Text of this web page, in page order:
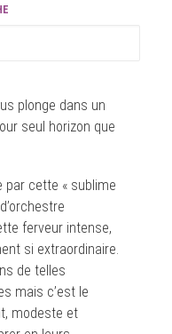
sur Anton
plonge dans un
seul horizon que
cette « sublime
ferveur intense,
si extraordinaire.
de telles
mais c’est le
modeste et